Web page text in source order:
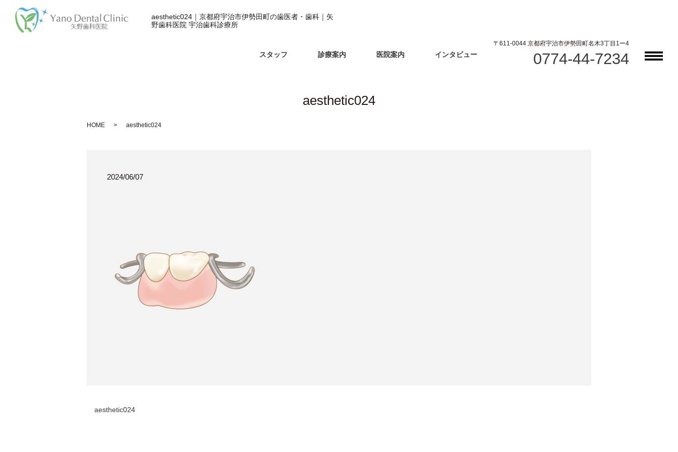
aesthetic024｜京都府宇治市伊勢田町の歯医者・歯科｜矢
野歯科医院 宇治歯科診療所
スタッフ 診療案内 医院案内 インタビュー
〒611-0044 京都府宇治市伊勢田町名木3丁目1ー4
0774-44-7234
aesthetic024
HOME aesthetic024
2024/06/07
aesthetic024